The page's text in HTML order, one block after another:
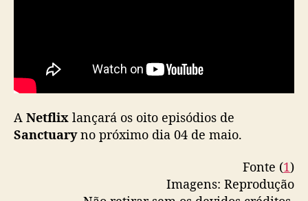
A Netflix lançará os oito episódios de
Sanctuaryno próximo dia 04 de maio.
Fonte (1)
Imagens: Reprodução